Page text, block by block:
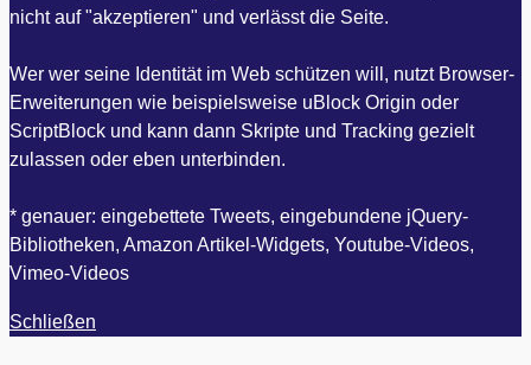
nicht auf "akzeptieren" und verlässt die Seite.
Wer wer seine Identität im Web schützen will, nutzt Browser-
Erweiterungen wie beispielsweise uBlock Origin oder
ScriptBlock und kann dann Skripte und Tracking gezielt
zulassen oder eben unterbinden.
* genauer: eingebettete Tweets, eingebundene jQuery-
Bibliotheken, Amazon Artikel-Widgets, Youtube-Videos,
Vimeo-Videos
Schließen